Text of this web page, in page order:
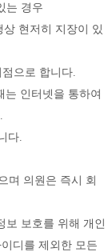
는 경우
현저히 지장이 있
으로 합니다.
인터넷을 통하여
다.
며 의원은 즉시 회
보호를 위해 개인
디를 제외한 모든